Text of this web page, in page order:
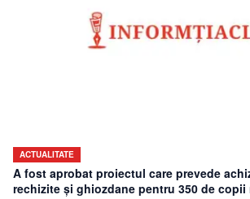
ACTUALITATE
A fost aprobat proiectul care prevede
rechizite și ghiozdane pentru 350 de